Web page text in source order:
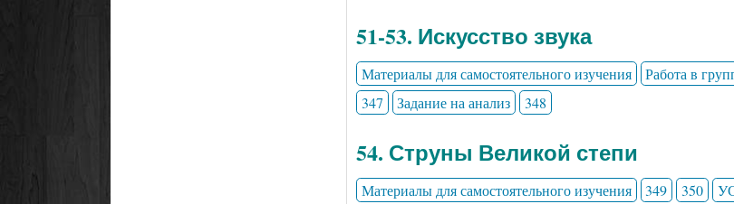
51-53. Искусство звука
Материалы для самостоятельного изучения Работа в
347
Задание на анализ 348
54. Струны Великой степи
Материалы для самостоятельного изучения 349 350